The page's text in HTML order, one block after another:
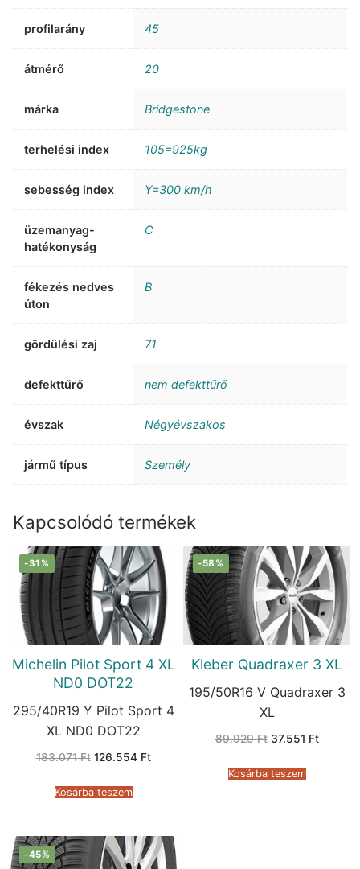
profilarány 45
átmérő 20
márka Bridgestone
terhelési index 105=925kg
sebesség index Y=300 km/h
üzemanyag-
hatékonyság
C
fékezés nedves
úton
B
gördülési zaj 71
defekttűrő nem defekttűrő
évszak Négyévszakos
jármű típus Személy
Kapcsolódó termékek
-31%
Michelin Pilot Sport 4 XL
ND0 DOT22
295/40R19 Y Pilot Sport 4
XL ND0 DOT22
183.071Ft Original
183.071 Ft.
126.554 FtCurrent
Kosárba teszem
-58%
Kleber Quadraxer 3 XL
195/50R16 V Quadraxer 3
XL
89.929Ft Original
89.929 Ft.
37.551 FtCurrent
Kosárba teszem
-45%